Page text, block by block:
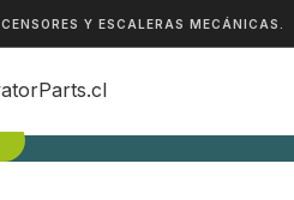
Y ESCALERAS MECÁNICAS.